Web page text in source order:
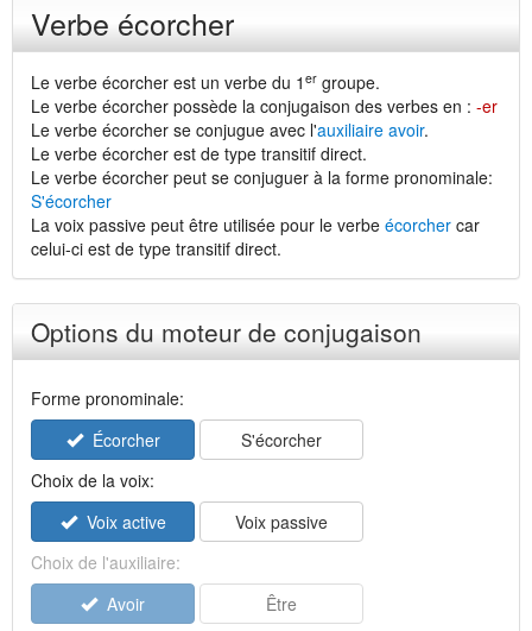
Verbe écorcher
Le verbe écorcher est un verbe du 1 er groupe.
Le verbe écorcher possède la conjugaison des verbes en : -er
Le verbe écorcher se conjugue avec l'auxiliaire avoir.
Le verbe écorcher est de type transitif direct.
Le verbe écorcher peut se conjuguer à la forme pronominale:
S'écorcher
La voix passive peut être utilisée pour le verbe écorcher car
celui-ci est de type transitif direct.
Options du moteur de conjugaison
Forme pronominale:
Écorcher
S'écorcher
Choix de la voix:
Voix active
Voix passive
Choix de l'auxiliaire:
Avoir
Être